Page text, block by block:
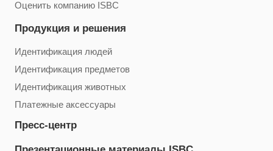
Оценить компанию ISBC
Продукция и решения
Идентификация людей
Идентификация предметов
Идентификация животных
Платежные аксессуары
Пресс-центр